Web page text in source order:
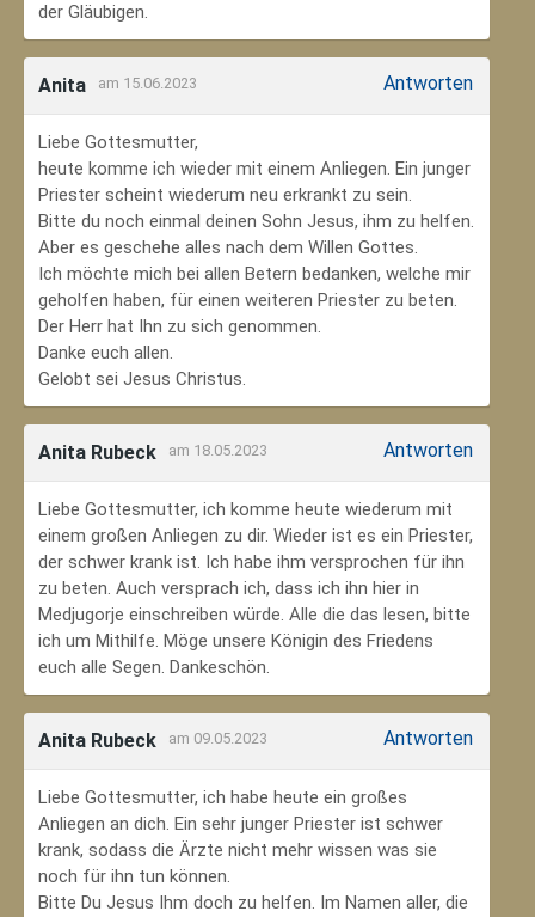
der Gläubigen.
Anita am 15.06.2023 Antworten
Liebe Gottesmutter,
heute komme ich wieder mit einem Anliegen. Ein junger
Priester scheint wiederum neu erkrankt zu sein.
Bitte du noch einmal deinen Sohn Jesus, ihm zu helfen.
Aber es geschehe alles nach dem Willen Gottes.
Ich möchte mich bei allen Betern bedanken, welche mir
geholfen haben, für einen weiteren Priester zu beten.
Der Herr hat Ihn zu sich genommen.
Danke euch allen.
Gelobt sei Jesus Christus.
Anita Rubeck am 18.05.2023 Antworten
Liebe Gottesmutter, ich komme heute wiederum mit
einem großen Anliegen zu dir. Wieder ist es ein Priester,
der schwer krank ist. Ich habe ihm versprochen für ihn
zu beten. Auch versprach ich, dass ich ihn hier in
Medjugorje einschreiben würde. Alle die das lesen, bitte
ich um Mithilfe. Möge unsere Königin des Friedens
euch alle Segen. Dankeschön.
Anita Rubeck am 09.05.2023 Antworten
Liebe Gottesmutter, ich habe heute ein großes
Anliegen an dich. Ein sehr junger Priester ist schwer
krank, sodass die Ärzte nicht mehr wissen was sie
noch für ihn tun können.
Bitte Du Jesus Ihm doch zu helfen. Im Namen aller, die